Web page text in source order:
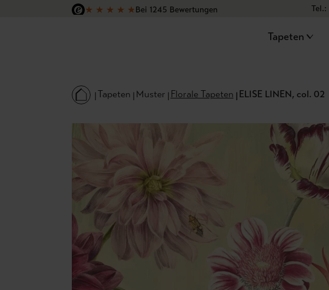
Hauptinhalt springen
Zur Suche springen
Zur Hauptnavigation springen
★ ★ ★ ★ ★Bei 1245 Bewertungen
Tel.:
Tapeten
Tapeten Muster Florale Tapeten ELISE LINEN, col. 02